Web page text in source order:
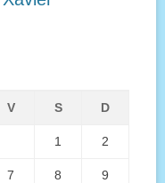
V S D
1 2
7 8 9